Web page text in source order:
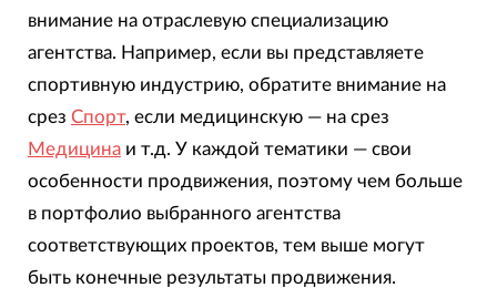
внимание на отраслевую специализацию
агентства. Например, если вы представляете
спортивную индустрию, обратите внимание на
срез Спорт, если медицинскую — на срез
Медицинаи т.д. У каждой тематики — свои
особенности продвижения, поэтому чем больше
в портфолио выбранного агентства
соответствующих проектов, тем выше могут
быть конечные результаты продвижения.